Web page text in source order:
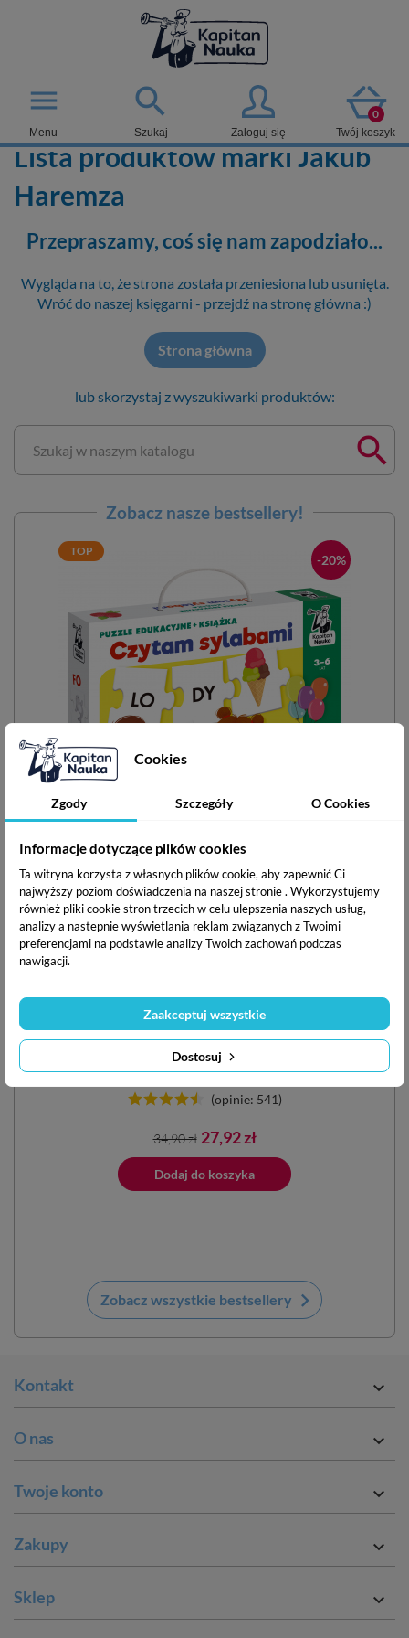

Szukaj Zaloguj się
0
Twój koszyk
menu
Menu
Lista produktów marki Jakub
Haremza
Przepraszamy, coś się nam zapodziało...
Wygląda na to, że strona została przeniesiona lub usunięta.
Wróć do naszej księgarni - przejdź na stronę główna :)
Strona główna
lub skorzystaj z wyszukiwarki produktów:

Zobacz nasze bestsellery!
TOP
-20%
Czytam sylabami. Puzzle edukacyjne + książka
Wiek: 3-6 lat
(opinie: 541)
Cena
podstawowa
34,90 zł Cena
27,92 zł
Dodaj do koszyka
Zobacz wszystkie bestsellery keyboard_arrow_right
Kontakt 
Cookies
Zgody Szczegóły O Cookies
Informacje dotyczące plików cookies
Ta witryna korzysta z własnych plików cookie, aby zapewnić Ci
najwyższy poziom doświadczenia na naszej stronie . Wykorzystujemy
również pliki cookie stron trzecich w celu ulepszenia naszych usług,
analizy a nastepnie wyświetlania reklam związanych z Twoimi
preferencjami na podstawie analizy Twoich zachowań podczas
nawigacji.
Dostosuj
Zaakceptuj wszystkie
O nas 
Twoje konto 
Zakupy 
Sklep 